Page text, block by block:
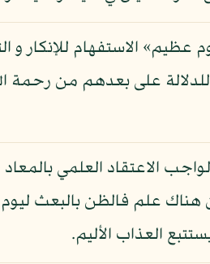
عظيم» الاستفهام للإنكار و
على بعدهم من رحمة
الاعتقاد العلمي
علم فالظن بالبعث
العذاب الأليم.